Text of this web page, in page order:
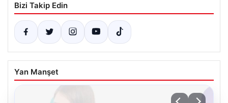
Bizi Takip Edin
Yan Manşet